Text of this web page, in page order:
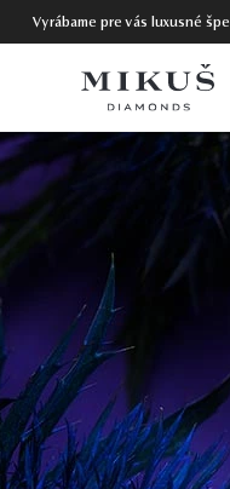
Vyrábame pre vás luxusné